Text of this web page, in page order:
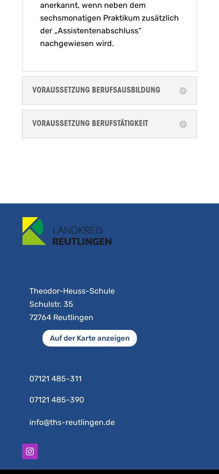
anerkannt, wenn neben dem
sechsmonatigen Praktikum zusätzlich
der „Assistentenabschluss“
nachgewiesen wird.
VORAUSSETZUNG BERUFSAUSBILDUNG
VORAUSSETZUNG BERUFSTÄTIGKEIT
Theodor-Heuss-Schule
Schulstr. 35
72764 Reutlingen
Auf der Karte anzeigen
07121 485-311
07121 485-390
info@ths-reutlingen.de